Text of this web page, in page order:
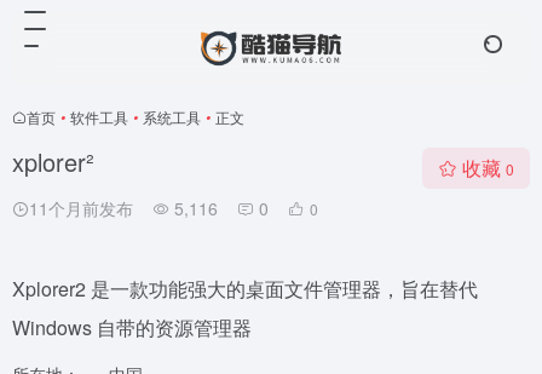
首页 • 软件工具 • 系统工具 • 正文
xplorer²
11个月前发布 5,116 0 0
收藏 0
Xplorer2 是一款功能强大的桌面文件管理器，旨在替代
Windows 自带的资源管理器